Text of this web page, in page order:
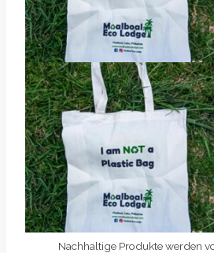
Nachhaltige Produkte werden